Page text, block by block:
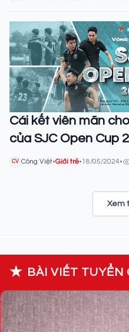
Cái kết viên mãn
của SJC Open Cup
CV Công Việt•Giới trẻ•18/05/2024•
Xem
★ BÀI VIẾT TUYỂN